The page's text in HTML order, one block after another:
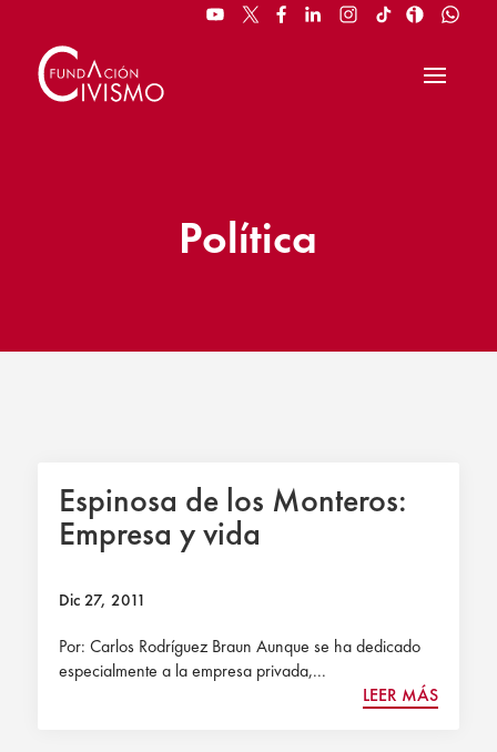
Política
Espinosa de los Monteros:
Empresa y vida
Dic 27, 2011
Por: Carlos Rodríguez Braun Aunque se ha dedicado
especialmente a la empresa privada,...
LEER MÁS